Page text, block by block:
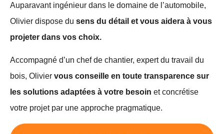
Auparavant ingénieur dans le domaine de l’automobile,
Olivier dispose du sens du détail et vous aidera à vous
projeter dans vos choix.
Accompagné d’un chef de chantier, expert du travail du
bois, Olivier vous conseille en toute transparence sur
les solutions adaptées à votre besoin et concrétise
votre projet par une approche pragmatique.